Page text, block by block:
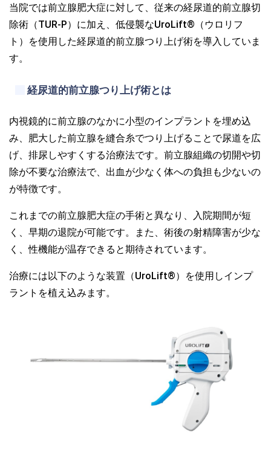
当院では前立腺肥大症に対して、従来の経尿道的前立腺切
除術（TUR-P）に加え、低侵襲なUroLift®（ウロリフ
ト）を使用した経尿道的前立腺つり上げ術を導入していま
す。
経尿道的前立腺つり上げ術とは
内視鏡的に前立腺のなかに小型のインプラントを埋め込
み、肥大した前立腺を縫合糸でつり上げることで尿道を広
げ、排尿しやすくする治療法です。前立腺組織の切開や切
除が不要な治療法で、出血が少なく体への負担も少ないの
が特徴です。
これまでの前立腺肥大症の手術と異なり、入院期間が短
く、早期の退院が可能です。また、術後の射精障害が少な
く、性機能が温存できると期待されています。
治療には以下のような装置（UroLift®）を使用しインプ
ラントを植え込みます。